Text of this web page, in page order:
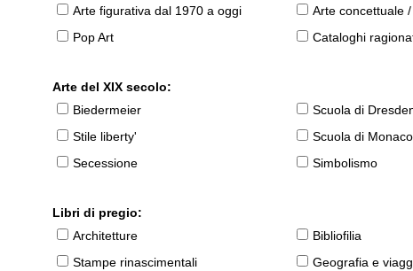
Arte figurativa dal 1970 a oggi
Arte concettuale
Pop Art
Cataloghi
Arte del XIX secolo:
Biedermeier
Scuola di
Stile liberty'
Scuola di Monaco
Secessione
Simbolismo
Libri di pregio:
Architetture
Bibliofilia
Stampe rinascimentali
Geografia e